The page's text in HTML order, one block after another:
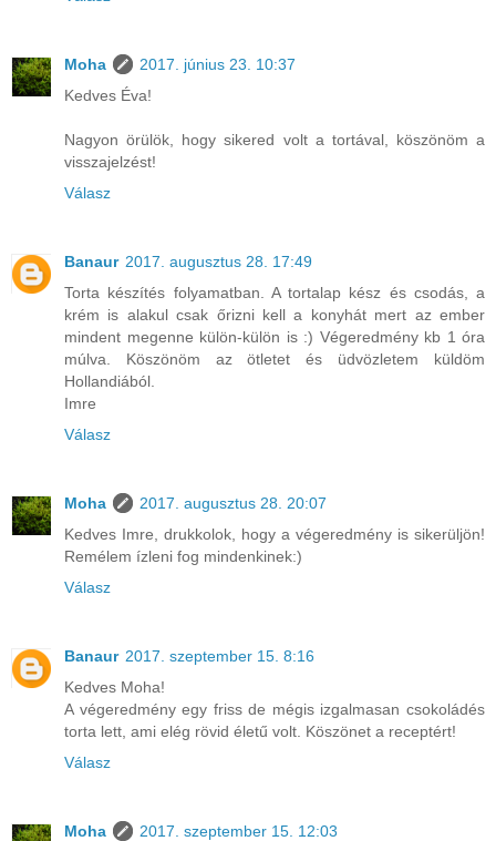
Moha
2017. június 23. 10:37
Kedves Éva!
Nagyon örülök, hogy sikered volt a tortával, köszönöm a
visszajelzést!
Válasz
Banaur 2017. augusztus 28. 17:49
Torta készítés folyamatban. A tortalap kész és csodás, a
krém is alakul csak őrizni kell a konyhát mert az ember
mindent megenne külön-külön is :) Végeredmény kb 1 óra
múlva. Köszönöm az ötletet és üdvözletem küldöm
Hollandiából.
Imre
Válasz
Moha
2017. augusztus 28. 20:07
Kedves Imre, drukkolok, hogy a végeredmény is sikerüljön!
Remélem ízleni fog mindenkinek:)
Válasz
Banaur 2017. szeptember 15. 8:16
Kedves Moha!
A végeredmény egy friss de mégis izgalmasan csokoládés
torta lett, ami elég rövid életű volt. Köszönet a receptért!
Válasz
Moha
2017. szeptember 15. 12:03